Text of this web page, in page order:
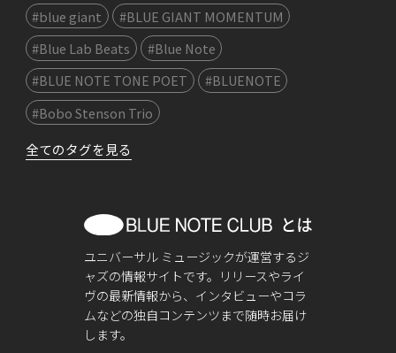
#blue giant
#BLUE GIANT MOMENTUM
#Blue Lab Beats
#Blue Note
#BLUE NOTE TONE POET
#BLUENOTE
#Bobo Stenson Trio
全てのタグを見る
ユニバーサル ミュージックが運営するジ
ャズの情報サイトです。リリースやライ
ヴの最新情報から、インタビューやコラ
ムなどの独自コンテンツまで随時お届け
します。